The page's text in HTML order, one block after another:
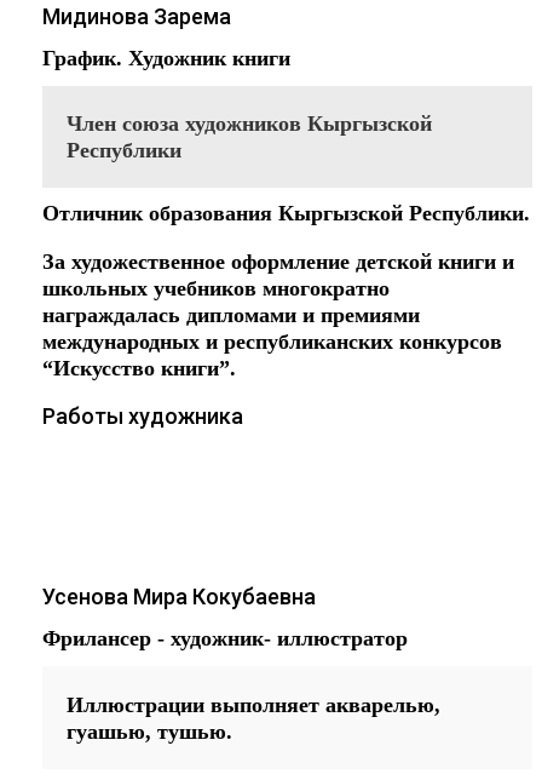
Мидинова Зарема
График. Художник книги
Член союза художников Кыргызской
Республики
Отличник образования Кыргызской Республики.
За художественное оформление детской книги и
школьных учебников многократно
награждалась дипломами и премиями
международных и республиканских конкурсов
“Искусство книги”.
Работы художника
Усенова Мира Кокубаевна
Фрилансер - художник- иллюстратор
Иллюстрации выполняет акварелью,
гуашью, тушью.